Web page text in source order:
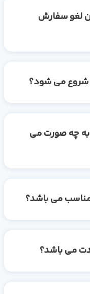
لغو سفارش
شروع می شود؟
چه صورت می
می باشد؟
می باشد؟